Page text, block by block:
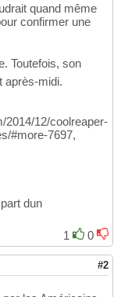
quand même
confirmer une
Toutefois, son
après-midi.
2014/12/coolreaper-
#more-7697,
dun
1
0
#2